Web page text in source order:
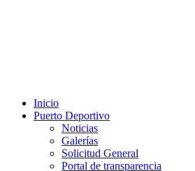
Inicio
Puerto Deportivo
Noticias
Galerías
Solicitud General
Portal de transparencia